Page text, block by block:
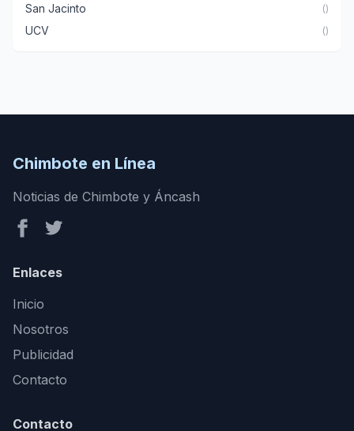
San Jacinto ()
UCV ()
Chimbote en Línea
Noticias de Chimbote y Áncash
Enlaces
Inicio
Nosotros
Publicidad
Contacto
Contacto